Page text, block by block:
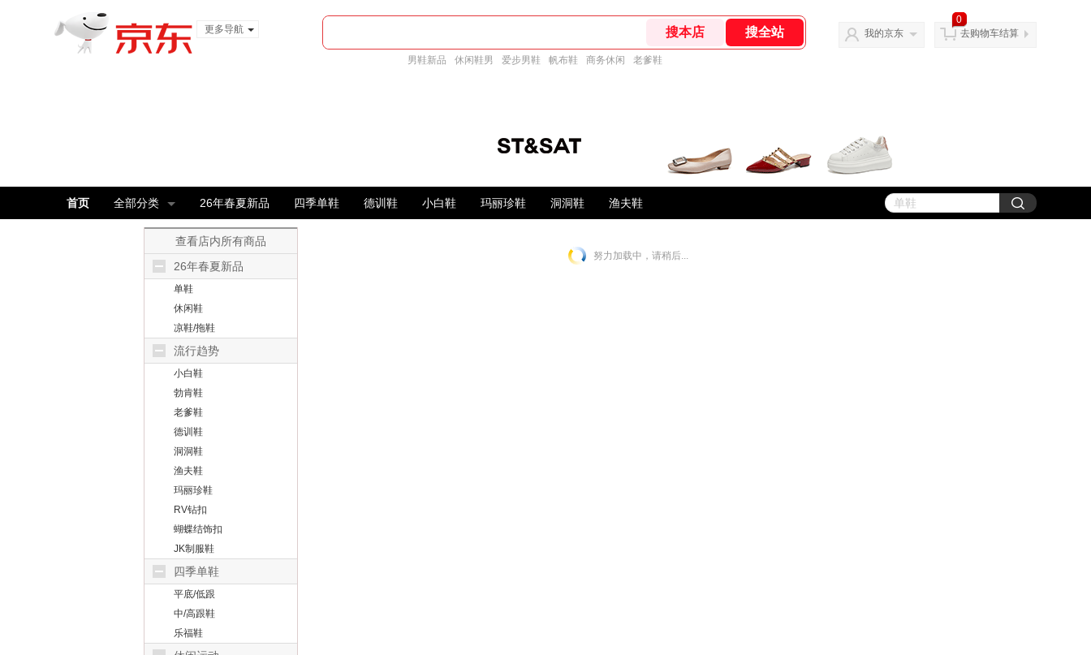
更多导航
男鞋新品 休闲鞋男 爱步男鞋 帆布鞋 商务休闲 老爹鞋
我的京东
0
去购物车结算
首页 全部分类 26年春夏新品 四季单鞋 德训鞋 小白鞋 玛丽珍鞋 洞洞鞋 渔夫鞋
查看店内所有商品
26年春夏新品
单鞋
休闲鞋
凉鞋/拖鞋
流行趋势
小白鞋
勃肯鞋
老爹鞋
德训鞋
洞洞鞋
渔夫鞋
玛丽珍鞋
RV钻扣
蝴蝶结饰扣
JK制服鞋
四季单鞋
平底/低跟
中/高跟鞋
乐福鞋
努力加载中，请稍后...